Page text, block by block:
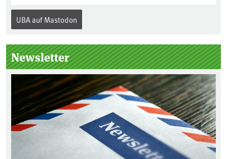
Internationalen Tag des Bodens, der
„Boden des Jahres“ vorgestellt. Das UBA
Kuratorium, wie wird der Boden des
Jahres ausgewählt und was passiert
eigentlich während eines solchen
Bodenjahres? Infos dazu gibt es im
aktuellen Podcast „Soilcast“. Jetzt
reinhören:
https://soilcast.de/interview/sc202-
interview-die-kuer-der-krume/
UBA auf Mastodon
Newsletter